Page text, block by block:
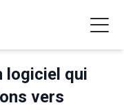
logiciel qui
vers